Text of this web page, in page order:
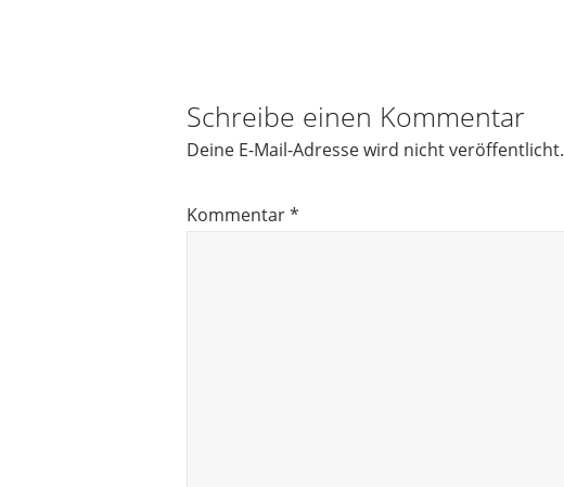
Schreibe einen Kommentar
Deine E-Mail-Adresse wird nicht veröffentlicht.
Kommentar*